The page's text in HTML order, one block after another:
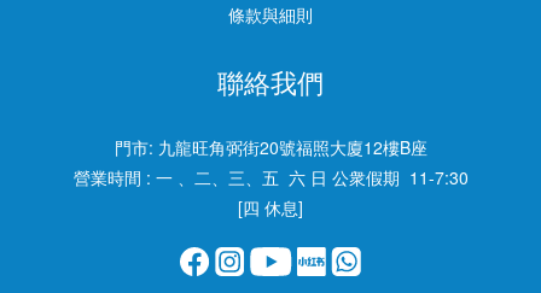
條款與細則
聯絡我們
門市: 九龍旺角弼街20號福照大廈12樓B座
營業時間 : 一 、二、三、五 六 日 公衆假期 11-7:30
[四 休息]